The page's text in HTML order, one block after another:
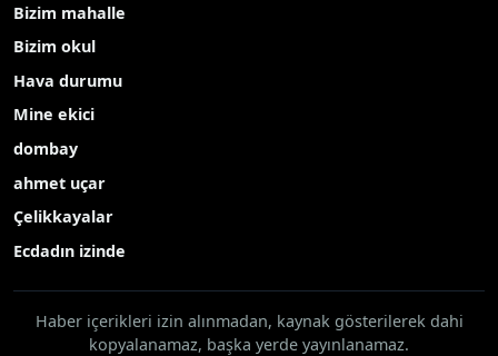
Bizim mahalle
Bizim okul
Hava durumu
Mine ekici
dombay
ahmet uçar
Çelikkayalar
Ecdadın izinde
Haber içerikleri izin alınmadan, kaynak gösterilerek dahi
kopyalanamaz, başka yerde yayınlanamaz.